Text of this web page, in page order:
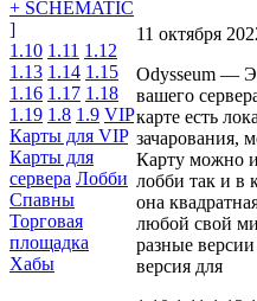
1.10 1.11 1.12
1.13 1.14 1.15
1.16 1.17 1.18
1.19 1.8 1.9 VIP
Карты для VIP
Карты для
сервера Лобби
Спавны
Торговая
площадка
Хабы
11 октября
Odysseum —
вашего
карте есть
зачарования,
Карту можно
лобби так и в
она
любой свой
разные
версия для